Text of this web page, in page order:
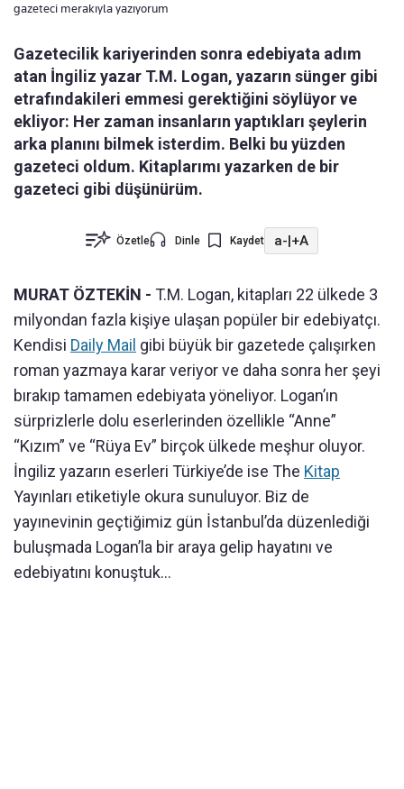
gazeteci merakıyla yazıyorum
Gazetecilik kariyerinden sonra edebiyata adım
atan İngiliz yazar T.M. Logan, yazarın sünger gibi
etrafındakileri emmesi gerektiğini söylüyor ve
ekliyor: Her zaman insanların yaptıkları şeylerin
arka planını bilmek isterdim. Belki bu yüzden
gazeteci oldum. Kitaplarımı yazarken de bir
gazeteci gibi düşünürüm.
Özetle Dinle Kaydet a-|+A
MURAT ÖZTEKİN - T.M. Logan, kitapları 22 ülkede 3
milyondan fazla kişiye ulaşan popüler bir edebiyatçı.
Kendisi Daily Mail gibi büyük bir gazetede çalışırken
roman yazmaya karar veriyor ve daha sonra her şeyi
bırakıp tamamen edebiyata yöneliyor. Logan’ın
sürprizlerle dolu eserlerinden özellikle “Anne”
“Kızım” ve “Rüya Ev” birçok ülkede meşhur oluyor.
İngiliz yazarın eserleri Türkiye’de ise The Kitap
Yayınları etiketiyle okura sunuluyor. Biz de
yayınevinin geçtiğimiz gün İstanbul’da düzenlediği
buluşmada Logan’la bir araya gelip hayatını ve
edebiyatını konuştuk…